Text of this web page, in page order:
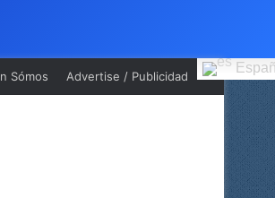
Sómos Advertise / Publicidad